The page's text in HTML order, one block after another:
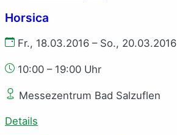
Horsica
Fr., 18.03.2016 – So., 20.03.2016
10:00 – 19:00 Uhr
Messezentrum Bad Salzuflen
Details